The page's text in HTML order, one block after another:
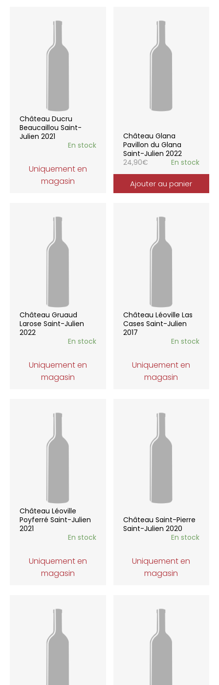
Château Ducru
Beaucaillou Saint-
Julien 2021
En stock
Uniquement en
magasin
Château Glana
Pavillon du Glana
Saint-Julien 2022
24,90€ En stock
Ajouter au panier
Château Gruaud
Larose Saint-Julien
2022
En stock
Uniquement en
magasin
Château Léoville Las
Cases Saint-Julien
2017
En stock
Uniquement en
magasin
Château Léoville
Poyferré Saint-Julien
2021
En stock
Uniquement en
magasin
Château Saint-Pierre
Saint-Julien 2020
En stock
Uniquement en
magasin